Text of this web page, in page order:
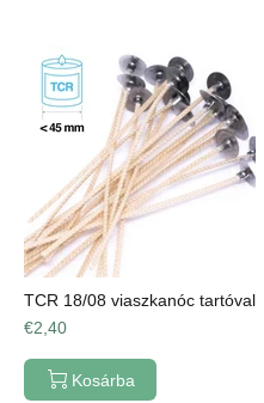
TCR 18/08 viaszkanóc tartóval
€2,40
Kosárba